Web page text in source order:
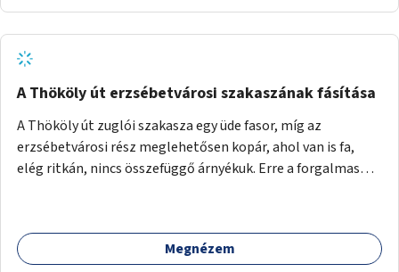
sok gyerekkel közlekedő szülőt látni nap, mint, nap, sok az
iskola, óvoda a környéken. Dupla kitáblázásokkal,
fényvisszaverős táblákkal, az aszfalt erősebb színre
ötletet.
A Thököly út erzsébetvárosi szakaszának fásítása
A Thököly út zuglói szakasza egy üde fasor, míg az
erzsébetvárosi rész meglehetősen kopár, ahol van is fa,
elég ritkán, nincs összefüggő árnyékuk. Erre a forgalmas
szükség.
Megnézem